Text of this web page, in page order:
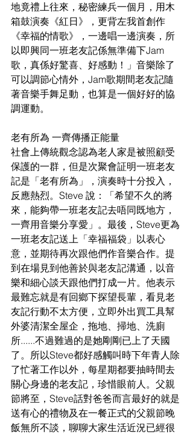
地竟禮上往來，秘密練兵一個月，用木
箱鼓演奏《紅日》，更背左我首創作
《幸福的情歌》，一邊唱一邊演奏，所
以即興同一班老友記係無準備下Jam
歌，真係好驚喜、好感動！」音樂除了
可以調節心情外，Jam歌期間老友記隨
著音樂手舞足動，也算是一個好好的協
調運動。
老有所為 一齊傳播正能量
社會上傳統觀念認為老人家是被照顧受
保護的一群，但是次聚會証明一班老友
記是「老有所為」，演奏時十分投入，
反應熱烈。Steve 說：「希望不久的將
來，能夠帶一班老友記去唔同既地方，
一齊用音樂分享愛」。最後，Steve更為
一班老友記送上「幸福福袋」以表心
意，並期待再次跟他們作音樂合作。提
到在場見到他善於與老友記溝通，以音
樂和細心談天跟他們打成一片。他表示
最難忘就是有回鄉下探望長輩，看見老
友記行動不太方便，立即外出買工具幫
外婆清潔全屋企，拖地、掃地、洗廁
所......不過難過的是她剛剛已上了天國
了。所以Steve都好感觸叫時下年青人除
了忙著工作以外，每星期都要抽時間去
關心身邊的老友記，珍惜眼前人。父親
節將至，Steve話對爸爸而言最好的就是
送有心的禮物及在一餐正式的父親節晚
飯無所不談，聊聊大家生活近況已經很